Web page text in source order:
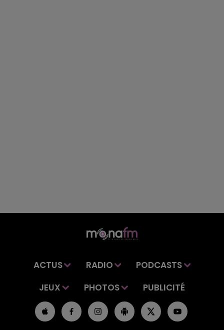
ACTUS RADIO
PODCASTS
JEUX
PHOTOS PUBLICITÉ